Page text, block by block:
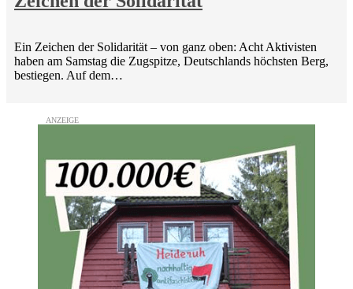
Ein Zeichen der Solidarität – von ganz oben: Acht Aktivisten
haben am Samstag die Zugspitze, Deutschlands höchsten Berg,
bestiegen. Auf dem…